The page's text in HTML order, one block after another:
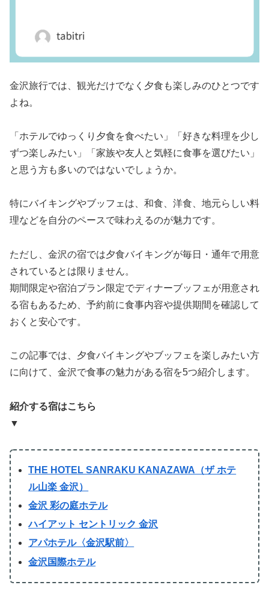
金沢旅行では、観光だけでなく夕食も楽しみのひとつです
よね。
「ホテルでゆっくり夕食を食べたい」「好きな料理を少し
ずつ楽しみたい」「家族や友人と気軽に食事を選びたい」
と思う方も多いのではないでしょうか。
特にバイキングやブッフェは、和食、洋食、地元らしい料
理などを自分のペースで味わえるのが魅力です。
ただし、金沢の宿では夕食バイキングが毎日・通年で用意
されているとは限りません。
期間限定や宿泊プラン限定でディナーブッフェが用意され
る宿もあるため、予約前に食事内容や提供期間を確認して
おくと安心です。
この記事では、夕食バイキングやブッフェを楽しみたい方
に向けて、金沢で食事の魅力がある宿を5つ紹介します。
紹介する宿はこちら
▼
THE HOTEL SANRAKU KANAZAWA（ザ ホテ
ル山楽 金沢）
金沢 彩の庭ホテル
ハイアット セントリック 金沢
アパホテル〈金沢駅前〉
金沢国際ホテル